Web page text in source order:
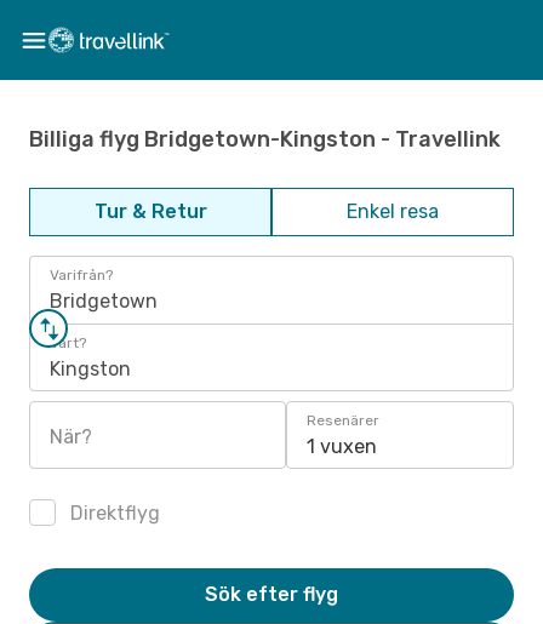
Billiga flyg Bridgetown-Kingston - Travellink
Tur & Retur Enkel resa
Varifrån?
Bridgetown
Vart?
Kingston
När?
Resenärer
1 vuxen
Direktflyg
Sök efter flyg